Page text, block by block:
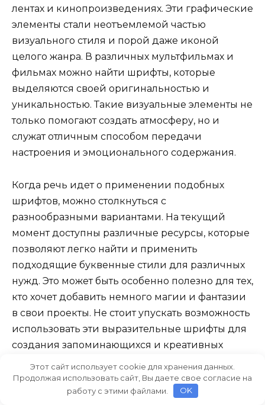
лентах и кинопроизведениях. Эти графические
элементы стали неотъемлемой частью
визуального стиля и порой даже иконой
целого жанра. В различных мультфильмах и
фильмах можно найти шрифты, которые
выделяются своей оригинальностью и
уникальностью. Такие визуальные элементы не
только помогают создать атмосферу, но и
служат отличным способом передачи
настроения и эмоционального содержания.
Когда речь идет о применении подобных
шрифтов, можно столкнуться с
разнообразными вариантами. На текущий
момент доступны различные ресурсы, которые
позволяют легко найти и применить
подходящие буквенные стили для различных
нужд. Это может быть особенно полезно для тех,
кто хочет добавить немного магии и фантазии
в свои проекты. Не стоит упускать возможность
использовать эти выразительные шрифты для
создания запоминающихся и креативных
Этот сайт использует cookie для хранения данных.
Продолжая использовать сайт, Вы даете свое согласие на
работу с этими файлами.
OK